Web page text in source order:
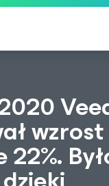
treści